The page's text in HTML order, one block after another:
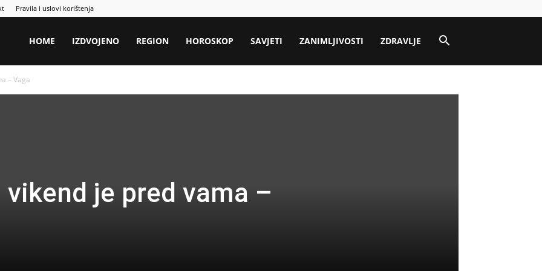
Pravila i uslovi korištenja
HOME IZDVOJENO REGION HOROSKOP SAVJETI ZANIMLJIVOSTI ZDRAVLJE
– Vaga
je pred vama –